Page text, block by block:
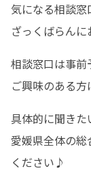
気になる相談窓
ざっくばらんに
相談窓口は事前
ご興味のある
具体的に聞き
愛媛県全体の
ください♪